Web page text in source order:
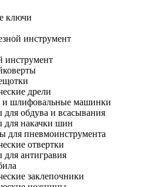
ключи
инструмент
инструмент
дрели
и шлифовальные машинки
для обдува и всасывания
для накачки шин
для пневмоинструмента
отвертки
для антигравия
заклепочники